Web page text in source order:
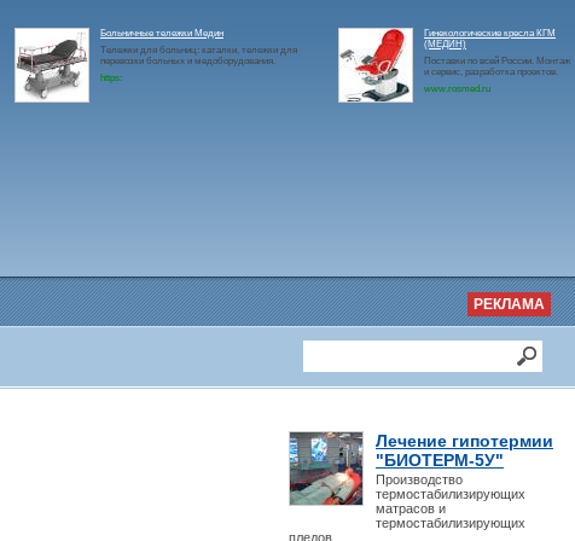
Больничные тележки Медин
Тележки для больниц: каталки, тележки для
перевозки больных и медоборудования.
https:
Гинекологические кресла КГМ
(МЕДИН)
Поставки по всей России. Монтаж
и сервис, разработка проектов.
www.rosmed.ru
РЕКЛАМА
Лечение гипотермии
"БИОТЕРМ-5У"
Производство
термостабилизирующих
матрасов и
термостабилизирующих
пледов